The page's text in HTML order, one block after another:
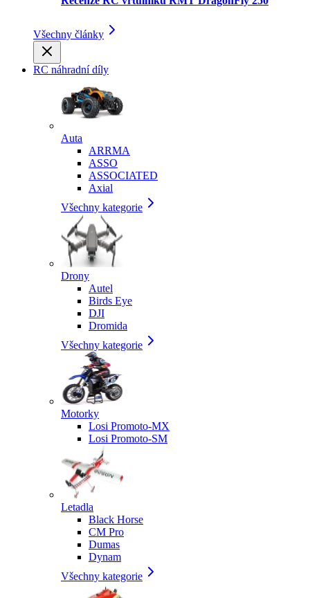
Všechny články
RC náhradní díly
Auta
ARRMA
ASSO
ASSOCIATED
Axial
Všechny kategorie
Drony
Autel
Birds Eye
DJI
Dromida
Všechny kategorie
Motorky
Losi Promoto-MX
Losi Promoto-SM
Letadla
Black Horse
CM Pro
Dumas
Dynam
Všechny kategorie